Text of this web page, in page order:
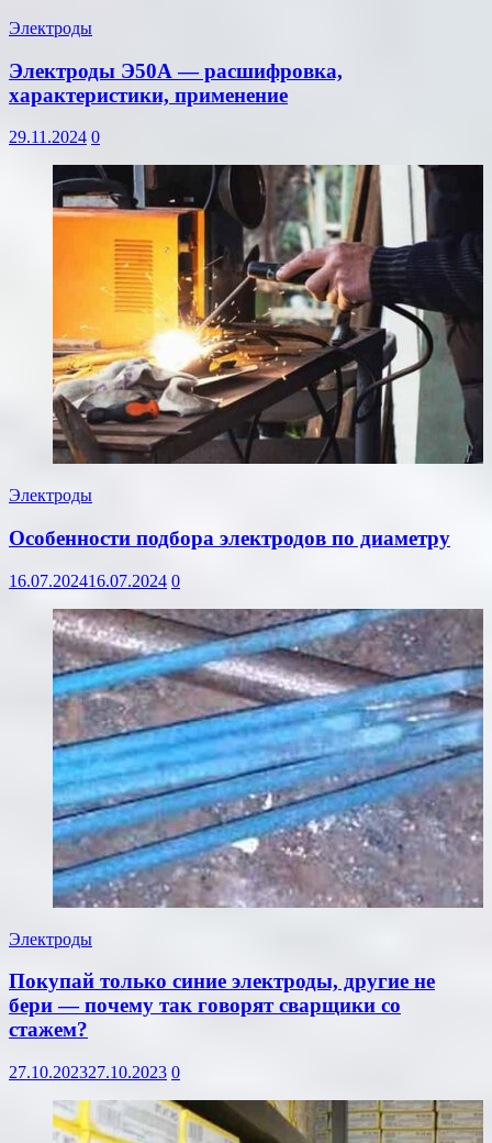
Электроды
Электроды Э50А — расшифровка,
характеристики, применение
29.11.2024 0
Электроды
Особенности подбора электродов по диаметру
16.07.202416.07.2024 0
Электроды
Покупай только синие электроды, другие не
бери — почему так говорят сварщики со
стажем?
27.10.202327.10.2023 0